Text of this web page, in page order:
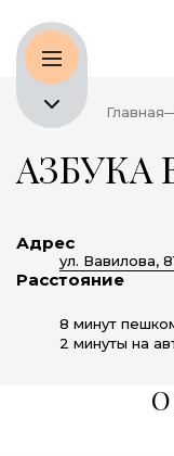
Главная
АЗБУКА
Адрес
ул. Вавилова,
Расстояние
8 минут
2 минуты на